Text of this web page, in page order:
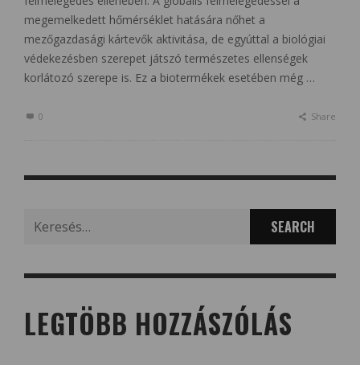
megemelkedett hőmérséklet hatására nőhet a
mezőgazdasági kártevők aktivitása, de egyúttal a biológiai
védekezésben szerepet játszó természetes ellenségek
korlátozó szerepe is. Ez a biotermékek esetében még …
0 Share
LEGTÖBB HOZZÁSZÓLÁS